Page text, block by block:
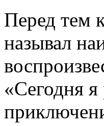
Перед тем
называл
«Сегодня